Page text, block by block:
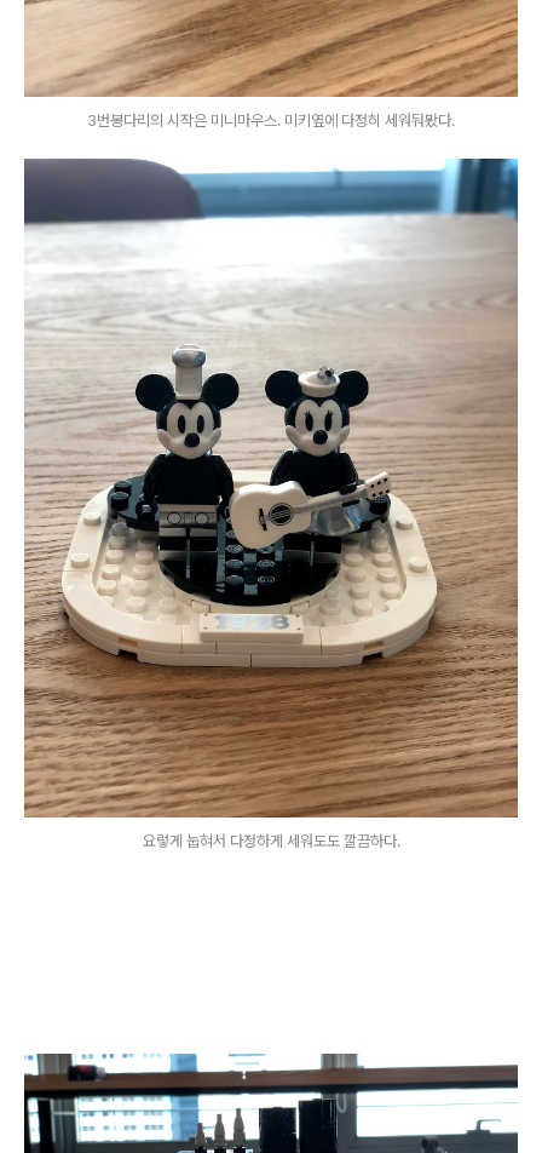
3번봉다리의 시작은 미니마우스. 미키옆에 다정히 세워둬봤다.
요렇게 눕혀서 다정하게 세워도도 깔끔하다.